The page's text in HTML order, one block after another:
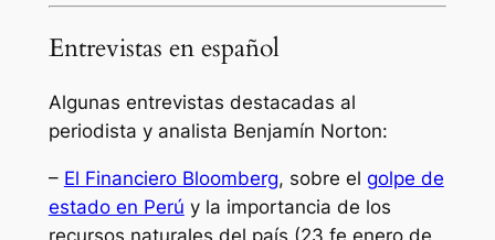
Entrevistas en español
Algunas entrevistas destacadas al
periodista y analista Benjamín Norton:
– El Financiero Bloomberg, sobre el golpe de
estado en Perú y la importancia de los